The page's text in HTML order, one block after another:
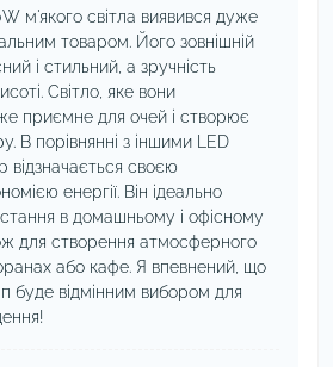
м'якого світла виявився дуже
товаром. Його зовнішній
і стильний, а зручність
Світло, яке вони
приємне для очей і створює
В порівнянні з іншими LED
відзначається своєю
енергії. Він ідеально
в домашньому і офісному
для створення атмосферного
або кафе. Я впевнений, що
буде відмінним вибором для